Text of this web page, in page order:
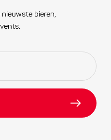
bieren,